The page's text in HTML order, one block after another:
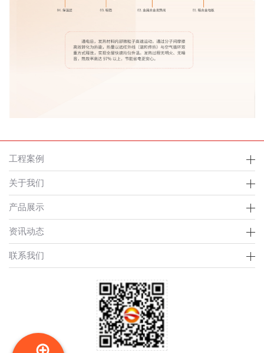
工程案例
关于我们
产品展示
资讯动态
联系我们